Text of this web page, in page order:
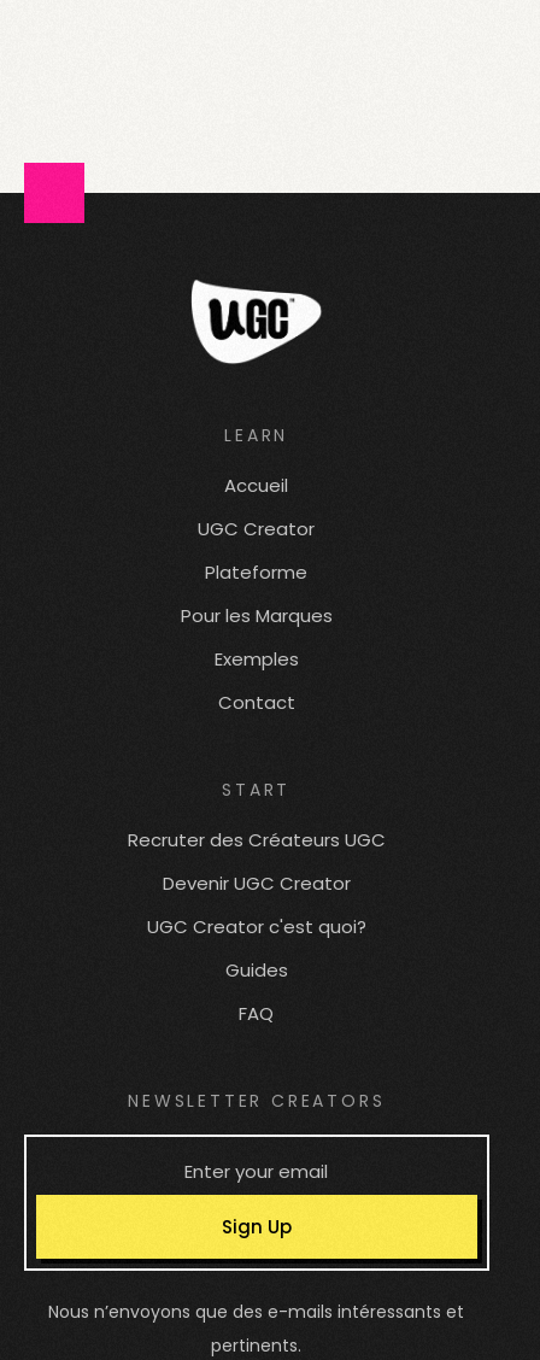
LEARN
Accueil
UGC Creator
Plateforme
Pour les Marques
Exemples
Contact
START
Recruter des Créateurs UGC
Devenir UGC Creator
UGC Creator c'est quoi?
Guides
FAQ
NEWSLETTER CREATORS
Sign Up
Nous n’envoyons que des e-mails intéressants et
pertinents.